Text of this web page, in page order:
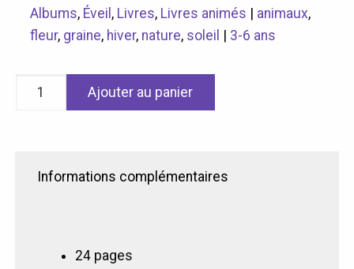
Albums, Éveil , Livres, Livres animés | animaux,
fleur, graine, hiver, nature, soleil | 3-6 ans
Ajouter au panier
Informations complémentaires
24 pages